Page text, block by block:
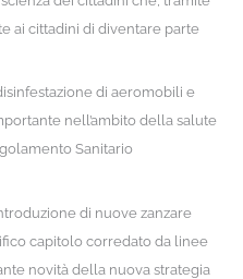
ai cittadini di diventare parte
di aeromobili e
nell’ambito della salute
Sanitario
di nuove zanzare
capitolo corredato da linee
novità della nuova strategia